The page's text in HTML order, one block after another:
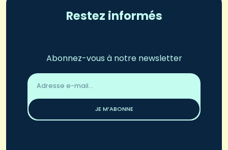
Restez informés
Abonnez-vous à notre newsletter
Adresse
email
JE M’ABONNE